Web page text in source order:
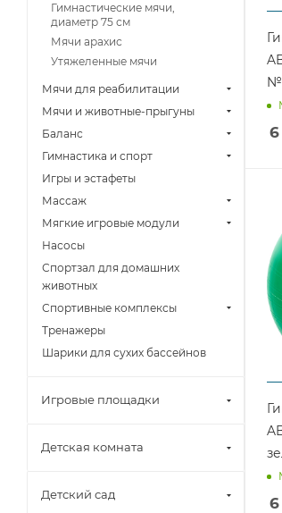
№
Гимнастические мячи,
диаметр 75 см
Мячи арахис
Утяжеленные мячи
Мячи для реабилитации
Мячи и животные-прыгуны
Баланс
Гимнастика и спорт
Игры и эстафеты
Массаж
Мягкие игровые модули
Насосы
Спортзал для домашних
животных
Спортивные комплексы
Тренажеры
Шарики для сухих бассейнов
Игровые площадки
Детская комната
Детский сад